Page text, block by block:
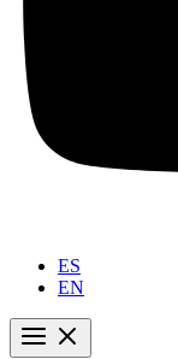
ES
EN